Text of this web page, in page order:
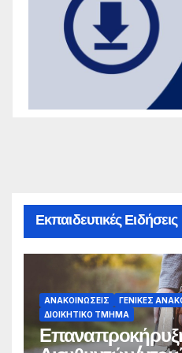
Εκπαιδευτικές Ειδήσεις
ΑΝΑΚΟΙΝΏΣΕΙΣ
ΓΕΝΙΚΈΣ
ΔΙΟΙΚΗΤΙΚΌ ΤΜΉΜΑ